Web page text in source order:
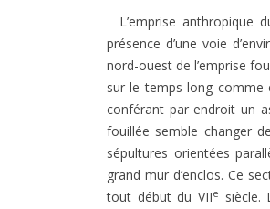
L’emprise anthropique
présence d’une voie
nord-ouest de l’emprise
sur le temps long comme
conférant par endroit un
fouillée semble changer
sépultures orientées
grand mur d’enclos. Ce
tout début du VIIe
siècle.